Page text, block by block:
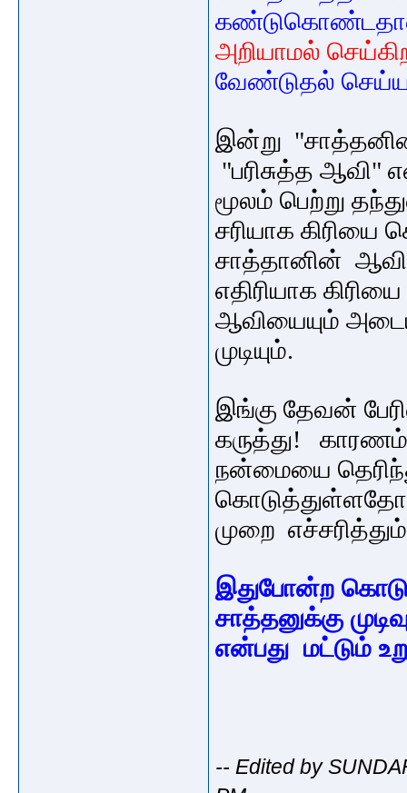
அறியாமல்
வேண்டுதல்
இன்று
"பரிசுத்த
மூலம் பெற்று
சரியாக கிரியை
சாத்தானின் ஆவி
எதிரியாக
ஆவியையும்
முடியும்.
இங்கு தேவன்
கருத்து!
நன்மையை
முறை
இதுபோன்ற
சாத்தனுக்கு
என்பது மட்டும்
-- Edited by